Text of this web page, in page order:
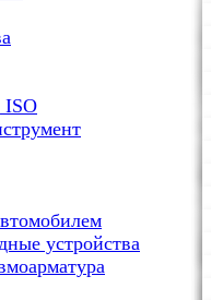
ISO
устройства